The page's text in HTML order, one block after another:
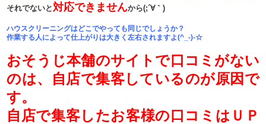
それでないと対応できませんから(;´∀｀)
ハウスクリーニングはどこでやっても同じでしょうか？
作業する人によって仕上がりは大きく左右されますよ(^_-)-☆
おそうじ本舗のサイトで口コミがない
のは、自店で集客しているのが原因で
す。
自店で集客したお客様の口コミはＵＰ